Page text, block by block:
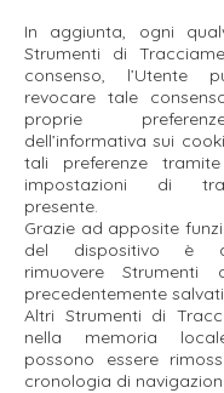
In aggiunta, ogni
Strumenti di
consenso, l’Utente
revocare tale
proprie
dell’informativa sui
tali preferenze
impostazioni di
presente.
Grazie ad apposite
del dispositivo è
rimuovere Strumenti
precedentemente
Altri Strumenti di
nella memoria
possono essere
cronologia di